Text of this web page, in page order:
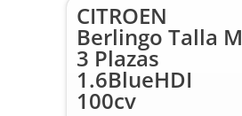
CITROEN
Berlingo Talla M
3 Plazas
1.6BlueHDI
100cv